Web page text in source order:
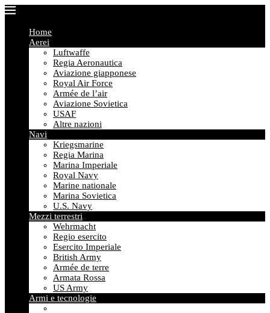
Home
Aerei
Luftwaffe
Regia Aeronautica
Aviazione giapponese
Royal Air Force
Armée de l’air
Aviazione Sovietica
USAF
Altre nazioni
Navi
Kriegsmarine
Regia Marina
Marina Imperiale
Royal Navy
Marine nationale
Marina Sovietica
U.S. Navy
Mezzi terrestri
Wehrmacht
Regio esercito
Esercito Imperiale
British Army
Armée de terre
Armata Rossa
US Army
Armi e tecnologie